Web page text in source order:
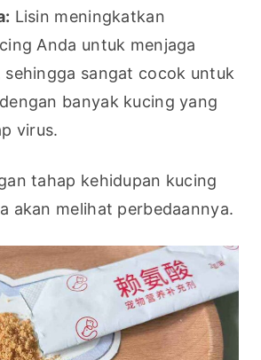
Lisin meningkatkan
Anda untuk menjaga
sehingga sangat cocok untuk
banyak kucing yang
virus.
tahap kehidupan kucing
akan melihat perbedaannya.